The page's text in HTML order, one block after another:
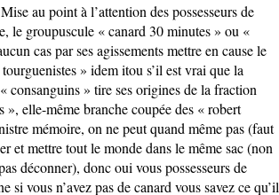
Mise au point à l’attention des possesseurs de
le groupuscule « canard 30 minutes » ou «
cas par ses agissements mettre en cause le
» idem itou s’il est vrai que la
consanguins » tire ses origines de la fraction
», elle-même branche coupée des « robert
mémoire, on ne peut quand même pas (faut
et mettre tout le monde dans le même sac (non
déconner), donc oui vous possesseurs de
si vous n’avez pas de canard vous savez ce qu’il